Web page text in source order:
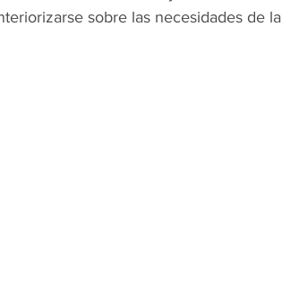
sobre las necesidades de la